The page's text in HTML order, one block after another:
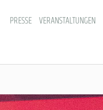
PRESSE VERANSTALTUNGEN